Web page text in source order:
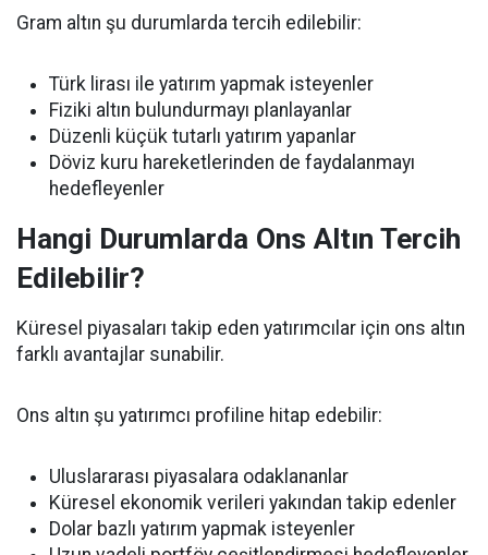
Gram altın şu durumlarda tercih edilebilir:
Türk lirası ile yatırım yapmak isteyenler
Fiziki altın bulundurmayı planlayanlar
Düzenli küçük tutarlı yatırım yapanlar
Döviz kuru hareketlerinden de faydalanmayı
hedefleyenler
Hangi Durumlarda Ons Altın Tercih
Edilebilir?
Küresel piyasaları takip eden yatırımcılar için ons altın
farklı avantajlar sunabilir.
Ons altın şu yatırımcı profiline hitap edebilir:
Uluslararası piyasalara odaklananlar
Küresel ekonomik verileri yakından takip edenler
Dolar bazlı yatırım yapmak isteyenler